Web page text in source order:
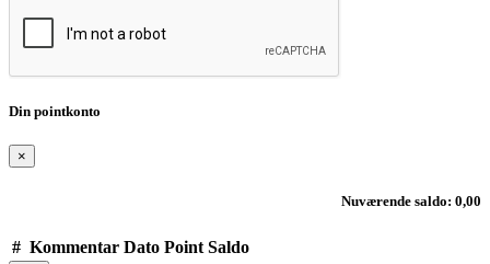
Din pointkonto
×
Nuværende saldo: 0,00
# Kommentar Dato Point Saldo